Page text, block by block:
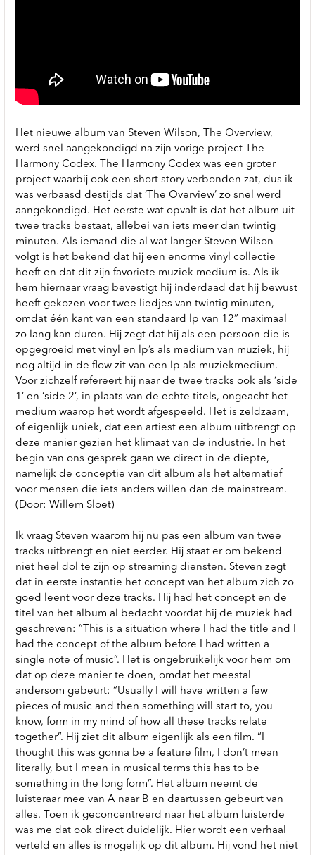
Het nieuwe album van Steven Wilson, The Overview,
werd snel aangekondigd na zijn vorige project The
Harmony Codex. The Harmony Codex was een groter
project waarbij ook een short story verbonden zat, dus ik
was verbaasd destijds dat ‘The Overview’ zo snel werd
aangekondigd. Het eerste wat opvalt is dat het album uit
twee tracks bestaat, allebei van iets meer dan twintig
minuten. Als iemand die al wat langer Steven Wilson
volgt is het bekend dat hij een enorme vinyl collectie
heeft en dat dit zijn favoriete muziek medium is. Als ik
hem hiernaar vraag bevestigt hij inderdaad dat hij bewust
heeft gekozen voor twee liedjes van twintig minuten,
omdat één kant van een standaard lp van 12” maximaal
zo lang kan duren. Hij zegt dat hij als een persoon die is
opgegroeid met vinyl en lp’s als medium van muziek, hij
nog altijd in de flow zit van een lp als muziekmedium.
Voor zichzelf refereert hij naar de twee tracks ook als ‘side
1’ en ‘side 2’, in plaats van de echte titels, ongeacht het
medium waarop het wordt afgespeeld. Het is zeldzaam,
of eigenlijk uniek, dat een artiest een album uitbrengt op
deze manier gezien het klimaat van de industrie. In het
begin van ons gesprek gaan we direct in de diepte,
namelijk de conceptie van dit album als het alternatief
voor mensen die iets anders willen dan de mainstream.
(Door: Willem Sloet)
Ik vraag Steven waarom hij nu pas een album van twee
tracks uitbrengt en niet eerder. Hij staat er om bekend
niet heel dol te zijn op streaming diensten. Steven zegt
dat in eerste instantie het concept van het album zich zo
goed leent voor deze tracks. Hij had het concept en de
titel van het album al bedacht voordat hij de muziek had
geschreven: “This is a situation where I had the title and I
had the concept of the album before I had written a
single note of music”. Het is ongebruikelijk voor hem om
dat op deze manier te doen, omdat het meestal
andersom gebeurt: “Usually I will have written a few
pieces of music and then something will start to, you
know, form in my mind of how all these tracks relate
together”. Hij ziet dit album eigenlijk als een film. “I
thought this was gonna be a feature film, I don’t mean
literally, but I mean in musical terms this has to be
something in the long form”. Het album neemt de
luisteraar mee van A naar B en daartussen gebeurt van
alles. Toen ik geconcentreerd naar het album luisterde
was me dat ook direct duidelijk. Hier wordt een verhaal
verteld en alles is mogelijk op dit album. Hij vond het niet